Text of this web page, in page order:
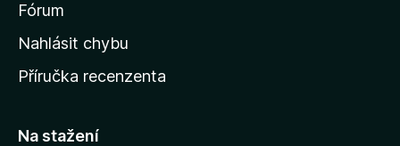
s
k
u
t
Fórum
Nahlásit chybu
Příručka recenzenta
Na stažení